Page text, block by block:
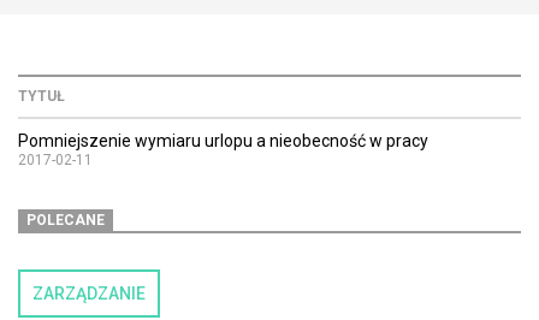
TYTUŁ
Pomniejszenie wymiaru urlopu a nieobecność w pracy
2017-02-11
POLECANE
ZARZĄDZANIE